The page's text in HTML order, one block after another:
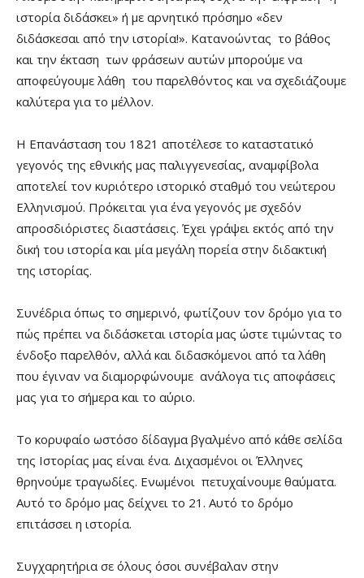
ιστορία διδάσκει» ή με αρνητικό πρόσημο «δεν
διδάσκεσαι από την ιστορία!». Κατανοώντας το βάθος
και την έκταση των φράσεων αυτών μπορούμε να
αποφεύγουμε λάθη του παρελθόντος και να σχεδιάζουμε
καλύτερα για το μέλλον.
Η Επανάσταση του 1821 αποτέλεσε το καταστατικό
γεγονός της εθνικής μας παλιγγενεσίας, αναμφίβολα
αποτελεί τον κυριότερο ιστορικό σταθμό του νεώτερου
Ελληνισμού. Πρόκειται για ένα γεγονός με σχεδόν
απροσδιόριστες διαστάσεις. Έχει γράψει εκτός από την
δική του ιστορία και μία μεγάλη πορεία στην διδακτική
της ιστορίας.
Συνέδρια όπως το σημερινό, φωτίζουν τον δρόμο για το
πώς πρέπει να διδάσκεται ιστορία μας ώστε τιμώντας το
ένδοξο παρελθόν, αλλά και διδασκόμενοι από τα λάθη
που έγιναν να διαμορφώνουμε ανάλογα τις αποφάσεις
μας για το σήμερα και το αύριο.
Το κορυφαίο ωστόσο δίδαγμα βγαλμένο από κάθε σελίδα
της Ιστορίας μας είναι ένα. Διχασμένοι οι Έλληνες
θρηνούμε τραγωδίες. Ενωμένοι πετυχαίνουμε θαύματα.
Αυτό το δρόμο μας δείχνει το 21. Αυτό το δρόμο
επιτάσσει η ιστορία.
Συγχαρητήρια σε όλους όσοι συνέβαλαν στην